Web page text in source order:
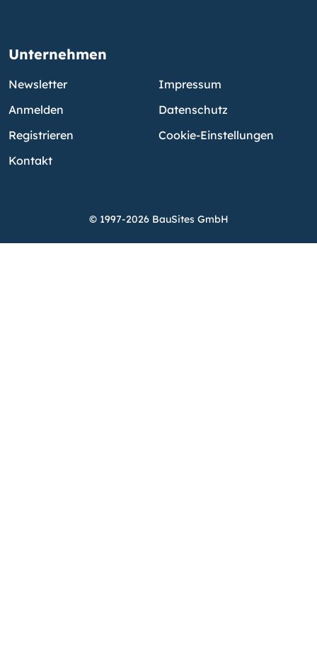
Unternehmen
Newsletter
Anmelden
Registrieren
Kontakt
Impressum
Datenschutz
Cookie-Einstellungen
© 1997-2026 BauSites GmbH